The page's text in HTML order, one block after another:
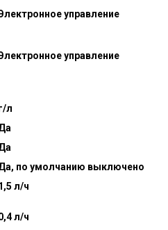
управление
управление
л
по умолчанию выключено
л/ч
л/ч